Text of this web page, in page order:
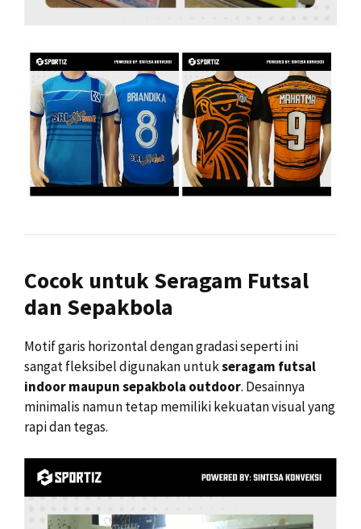
Cocok untuk Seragam Futsal
dan Sepakbola
Motif garis horizontal dengan gradasi seperti ini
sangat fleksibel digunakan untukseragam futsal
indoor maupun sepakbola outdoor. Desainnya
minimalis namun tetap memiliki kekuatan visual yang
rapi dan tegas.